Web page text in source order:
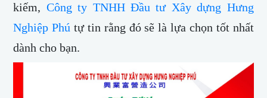
kiếm, Công ty TNHH Đầu tư Xây dựng Hưng
Nghiệp Phú tự tin rằng đó sẽ là lựa chọn tốt nhất
dành cho bạn.